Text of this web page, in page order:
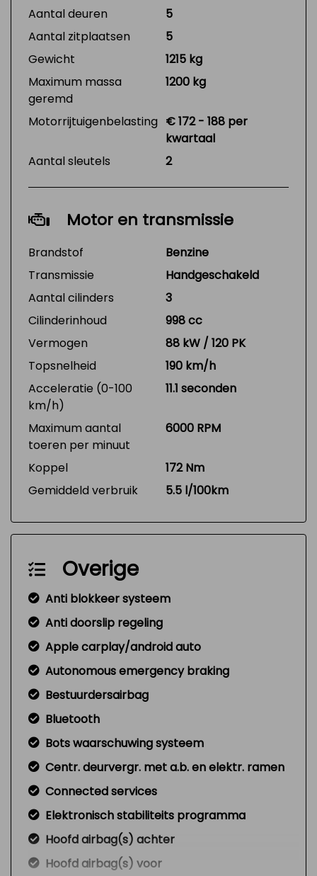
Aantal deuren
5
Aantal zitplaatsen
5
Gewicht
1215 kg
Maximum massa
geremd
1200 kg
Motorrijtuigenbelasting € 172 - 188 per
kwartaal
Aantal sleutels
2
Motor en transmissie
Brandstof
Benzine
Transmissie
Handgeschakeld
Aantal cilinders
3
Cilinderinhoud
998 cc
Vermogen
88 kW / 120 PK
Topsnelheid
190 km/h
Acceleratie (0-100
km/h)
11.1 seconden
Maximum aantal
toeren per minuut
6000 RPM
Koppel
172 Nm
Gemiddeld verbruik
5.5 l/100km
Overige
Anti blokkeer systeem
Anti doorslip regeling
Apple carplay/android auto
Autonomous emergency braking
Bestuurdersairbag
Bluetooth
Bots waarschuwing systeem
Centr. deurvergr. met a.b. en elektr. ramen
Connected services
Elektronisch stabiliteits programma
Hoofd airbag(s) achter
Hoofd airbag(s) voor